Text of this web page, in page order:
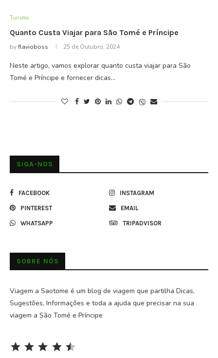
Turismo
Quanto Custa Viajar para São Tomé e Príncipe
byflavioboss 25 de Outubro, 2024
Neste artigo, vamos explorar quanto custa viajar para São
Tomé e Príncipe e fornecer dicas…
SIGA-NOS
FACEBOOK INSTAGRAM
PINTEREST EMAIL
WHATSAPP TRIPADVISOR
SOBRE NÓS
Viagem a Saotome é um blog de viagem que partilha Dicas,
Sugestões, Informações e toda a ajuda que precisar na sua
viagem a São Tomé e Príncipe
⭐⭐⭐ ⭐⭐